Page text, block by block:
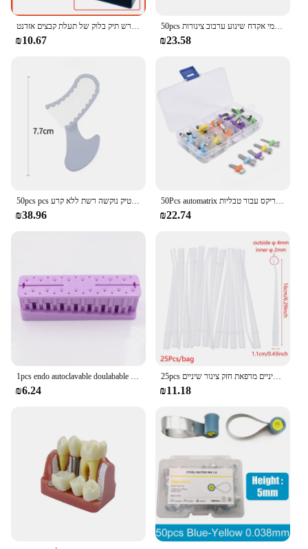
₪10.67
50pcs שיניים ערבוב טיפים הפנוי סיליקון גומי ערבוב ראש רפואת שיניים חומרים סיליקון גומי אקדח שינוע ערבוב צינורות
₪23.58
50pcs pcs הרושם שיניים חד פעמי מגשים ערכות רישום המגש עם מסגרת פלסטיק נוקשה רשת ללא קרע
₪38.96
50Pcs automatrix שיניים ערכת מטריקס להקות עם הלבשה שיניים מטריקס מטריצות חתך מטריקס עבור טבליות
₪22.74
1pcs endo autoclavable doulabable docontic docontic block שיניים מכשיר שיניים חודרנית
₪6.24
25pcs שלנו חד פעמי רוק ניקוי שיניים כירורגי טיפים שאיבה רזה סוג ארוך רפואת שיניים מרפאת חזק צינור שיניים
₪11.18